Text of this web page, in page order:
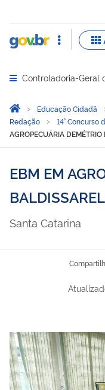
Abrir menu principal
Controladoria-Geral
Você está aqui:
Página Inicial
Educação Cidadã
Redação
14° Concurso
AGROPECUÁRIA
EBM EM
Santa Catarina